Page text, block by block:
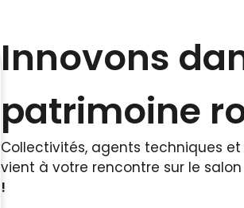
Innovons
patrimoine
Collectivités, agents techniques
vient à votre rencontre sur le salon
!